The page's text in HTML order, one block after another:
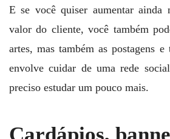
E se você quiser aumentar ainda
valor do cliente, você também
artes, mas também as postagens
envolve cuidar de uma rede
preciso estudar um pouco mais.
Cardápios,